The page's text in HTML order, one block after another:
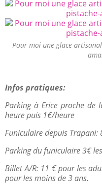
Pour moi une glace
Infos pratiques:
Parking à Erice proche
heure puis 1€/heure
Funiculaire depuis
Parking du funiculaire 3€
Billet A/R: 11 € pour les
pour les moins de 3 ans.